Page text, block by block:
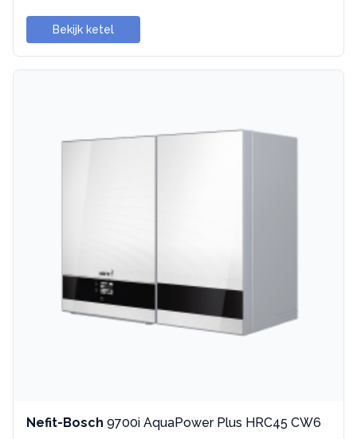
Bekijk ketel
Nefit-Bosch 9700i AquaPower Plus HRC45 CW6